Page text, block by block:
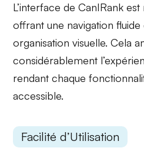
L’interface de CanIRank
offrant une navigation
organisation visuelle. Cela
considérablement
rendant chaque
accessible.
Facilité d’Utilisation